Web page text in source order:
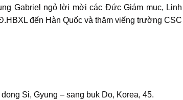
Gabriel ngỏ lời mời các Đức Giám mục, Linh
đến Hàn Quốc và thăm viếng trường CSC
Si, Gyung – sang buk Do, Korea, 45.